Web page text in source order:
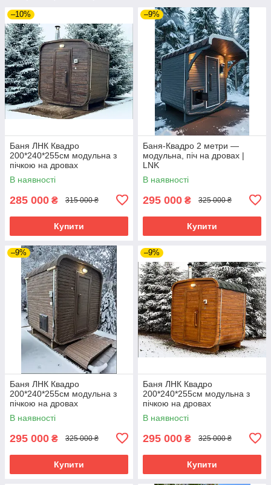
–10%
Баня ЛНК Квадро
200*240*255см модульна з
пічкою на дровах
В наявності
285 000 ₴ 315 000 ₴
Купити
–9%
Баня-Квадро 2 метри —
модульна, піч на дровах |
LNK
В наявності
295 000 ₴ 325 000 ₴
Купити
–9%
Баня ЛНК Квадро
200*240*255см модульна з
пічкою на дровах
В наявності
295 000 ₴ 325 000 ₴
Купити
–9%
Баня ЛНК Квадро
200*240*255см модульна з
пічкою на дровах
В наявності
295 000 ₴ 325 000 ₴
Купити